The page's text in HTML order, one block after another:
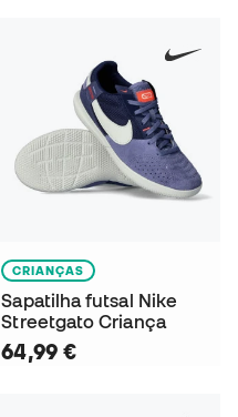
CRIANÇAS
Sapatilha futsal Nike
Streetgato Criança
64,99 €